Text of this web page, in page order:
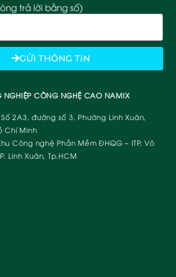
trả lời bằng số)
GỬI THÔNG TIN
NGHIỆP CÔNG NGHỆ CAO NAMIX
Số 2A3, đường số 3, Phường Linh Xuân,
Chí Minh
Công nghệ Phần Mềm ĐHQG – ITP, Võ
Linh Xuân, Tp.HCM